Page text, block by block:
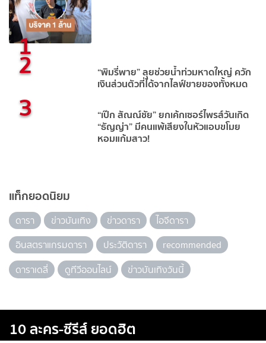
1
2 “พิมรี่พาย” ลุยช่วยน้ำท่วมหาดใหญ่ ควัก
เงินส่วนตัวที่ได้จากไลฟ์ขายของทั้งหมด
3 “เป๊ก สัณณ์ชัย” ยกเค้กเซอร์ไพรส์วันเกิด
“ธัญญ่า” มีคนแพ้เสียงในหัวแอบขโมย
หอมแก้มสาว!
แท็กยอดนิยม
ดารา ข่าวบันเทิง ข่าวดารา
ไอจีดารา
อินสตราแกรมดารา
ประวัติดารา
recommended
ดาราเดลี่
ดูทีวีออนไลน์ ข่าวบันเทิงวันนี้
10 ละคร-ซีรีส์ ยอดฮิต